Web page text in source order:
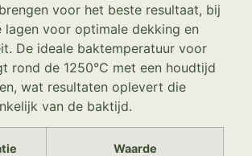
voor het beste resultaat, bij
lagen voor optimale dekking en
De ideale baktemperatuur voor
rond de 1250°C met een houdtijd
wat resultaten oplevert die
van de baktijd.
Waarde